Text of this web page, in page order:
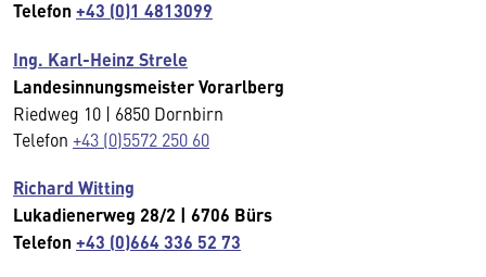
Telefon +43 (0)1 4813099
Ing. Karl-Heinz Strele
Landesinnungsmeister Vorarlberg
Riedweg 10 | 6850 Dornbirn
Telefon +43 (0)5572 250 60
Richard Witting
Lukadienerweg 28/2 | 6706 Bürs
Telefon +43 (0)664 336 52 73